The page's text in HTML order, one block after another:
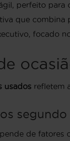
perfeito para
que combina
focado
usados refletem
de fatores